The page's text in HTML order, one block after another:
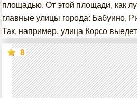
площадью. От этой площади, как
главные улицы города: Бабуино,
Так, например, улица Корсо
8